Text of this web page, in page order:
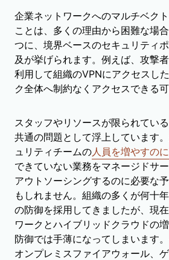
企業ネットワークへのマルチベク
ことは、多くの理由から困難な場
つに、境界ベースのセキュリティ
及が挙げられます。例えば、攻撃
利用して組織のVPNにアクセスし
ク全体へ制約なくアクセスできる
スタッフやリソースが限られてい
共通の問題として浮上しています
ュリティチームの人員を増やすの
できていない業務をマネージドサ
アウトソーシングするのに必要な
もしれません。組織の多くが何十
の防御を採用してきましたが、現
ワークとハイブリッドクラウドの
防御では手薄になってしまいます
オンプレミスファイアウォール、